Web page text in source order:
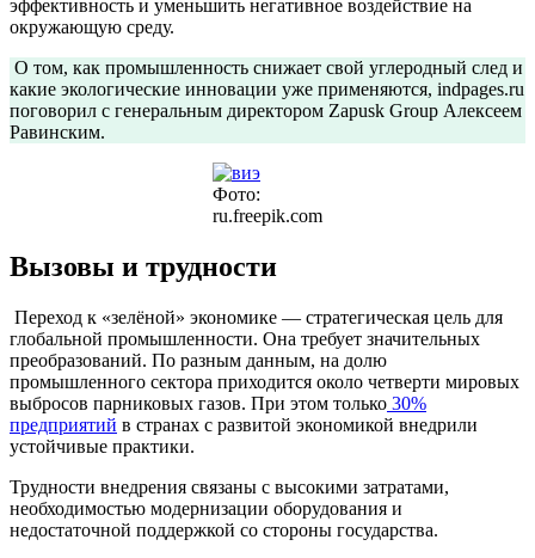
эффективность и уменьшить негативное воздействие на
окружающую среду.
О том, как промышленность снижает свой углеродный след и
какие экологические инновации уже применяются, indpages.ru
поговорил с генеральным директором Zapusk Group Алексеем
Равинским.
Фото:
ru.freepik.com
Вызовы и трудности
Переход к «зелёной» экономике — стратегическая цель для
глобальной промышленности. Она требует значительных
преобразований. По разным данным, на долю
промышленного сектора приходится около четверти мировых
выбросов парниковых газов. При этом только 30%
предприятий в странах с развитой экономикой внедрили
устойчивые практики.
Трудности внедрения связаны с высокими затратами,
необходимостью модернизации оборудования и
недостаточной поддержкой со стороны государства.